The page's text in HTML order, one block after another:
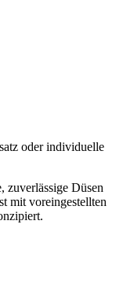
oder individuelle
Düsen
mit voreingestellten